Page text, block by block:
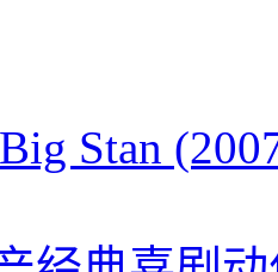
Stan